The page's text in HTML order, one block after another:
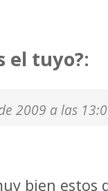
el tuyo?:
2009 a las
bien estos